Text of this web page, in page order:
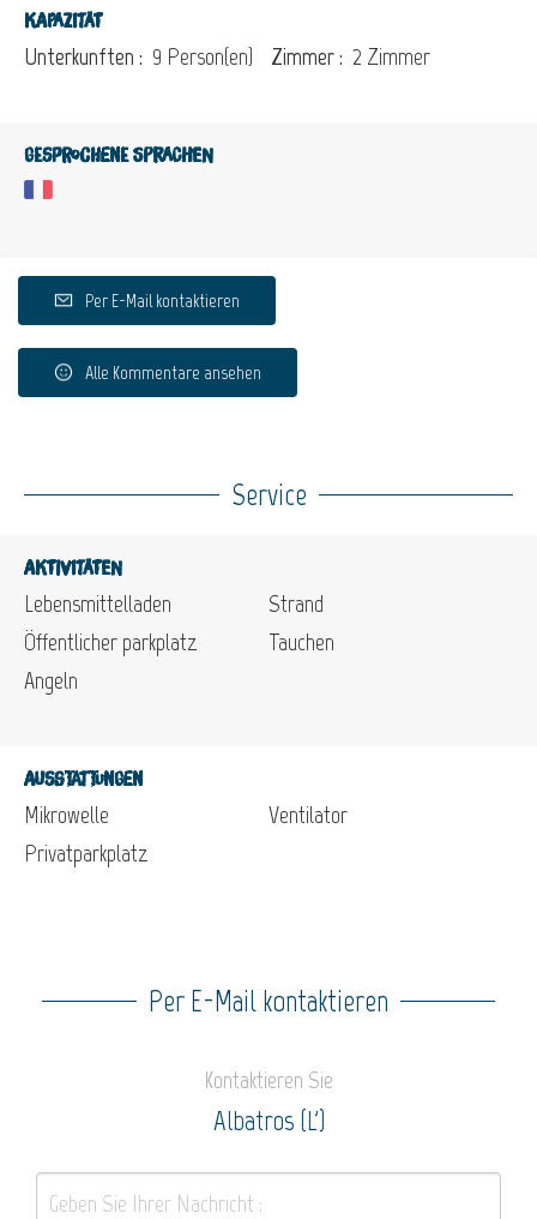
Kapazität
Unterkunften : 9 Person(en) Zimmer : 2 Zimmer
Gesprochene Sprachen
Per E-Mail kontaktieren
Alle Kommentare ansehen
Service
Aktivitäten
Lebensmittelladen
Öffentlicher parkplatz
Angeln
Strand
Tauchen
Ausstattungen
Mikrowelle
Privatparkplatz
Ventilator
Per E-Mail kontaktieren
Kontaktieren Sie
Albatros (L')